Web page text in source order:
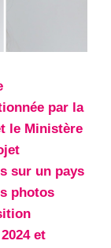
par la
le Ministère
sur un pays
photos
et